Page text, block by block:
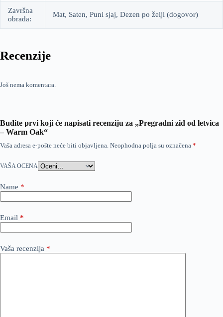
Završna
obrada:
Mat, Saten, Puni sjaj, Dezen po želji (dogovor)
Recenzije
Još nema komentara.
Budite prvi koji će napisati recenziju za „Pregradni zid od letvica
– Warm Oak“
Vaša adresa e-pošte neće biti objavljena. Neophodna polja su označena *
VAŠA OCENA
Name *
Email *
Vaša recenzija *